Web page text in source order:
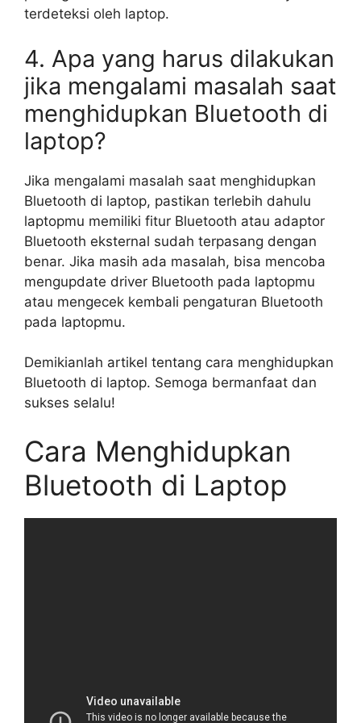
terdeteksi oleh laptop.
4. Apa yang harus dilakukan
jika mengalami masalah saat
menghidupkan Bluetooth di
laptop?
Jika mengalami masalah saat menghidupkan
Bluetooth di laptop, pastikan terlebih dahulu
laptopmu memiliki fitur Bluetooth atau adaptor
Bluetooth eksternal sudah terpasang dengan
benar. Jika masih ada masalah, bisa mencoba
mengupdate driver Bluetooth pada laptopmu
atau mengecek kembali pengaturan Bluetooth
pada laptopmu.
Demikianlah artikel tentang cara menghidupkan
Bluetooth di laptop. Semoga bermanfaat dan
sukses selalu!
Cara Menghidupkan
Bluetooth di Laptop